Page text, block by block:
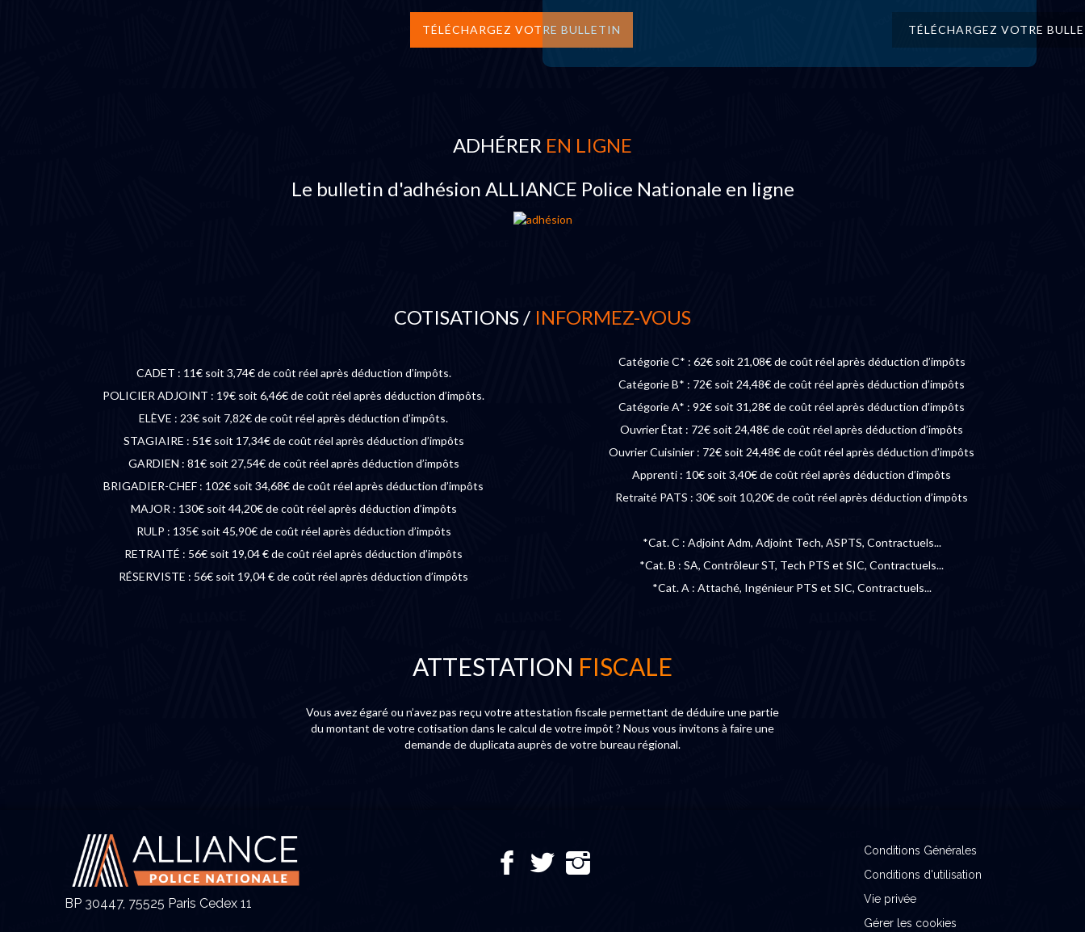
TÉLÉCHARGEZ VOTRE BULLETIN TÉLÉCHARGEZ VOTRE
ADHÉRER EN LIGNE
Le bulletin d'adhésion ALLIANCE Police Nationale en ligne
COTISATIONS / INFORMEZ-VOUS
CADET : 11€ soit 3,74€ de coût réel après déduction d’impôts.
POLICIER ADJOINT : 19€ soit 6,46€ de coût réel après déduction d’impôts.
ELÈVE : 23€ soit 7,82€ de coût réel après déduction d’impôts.
STAGIAIRE : 51€ soit 17,34€ de coût réel après déduction d’impôts
GARDIEN : 81€ soit 27,54€ de coût réel après déduction d’impôts
BRIGADIER-CHEF : 102€ soit 34,68€ de coût réel après déduction d’impôts
MAJOR : 130€ soit 44,20€ de coût réel après déduction d’impôts
RULP : 135€ soit 45,90€ de coût réel après déduction d’impôts
RETRAITÉ : 56€ soit 19,04 € de coût réel après déduction d’impôts
RÉSERVISTE : 56€ soit 19,04 € de coût réel après déduction d’impôts
Catégorie C* : 62€ soit 21,08€ de coût réel après déduction d’impôts
Catégorie B* : 72€ soit 24,48€ de coût réel après déduction d’impôts
Catégorie A* : 92€ soit 31,28€ de coût réel après déduction d’impôts
Ouvrier État : 72€ soit 24,48€ de coût réel après déduction d’impôts
Ouvrier Cuisinier : 72€ soit 24,48€ de coût réel après déduction d’impôts
Apprenti : 10€ soit 3,40€ de coût réel après déduction d’impôts
Retraité PATS : 30€ soit 10,20€ de coût réel après déduction d’impôts
*Cat. C : Adjoint Adm, Adjoint Tech, ASPTS, Contractuels...
*Cat. B : SA, Contrôleur ST, Tech PTS et SIC, Contractuels...
*Cat. A : Attaché, Ingénieur PTS et SIC, Contractuels...
ATTESTATION FISCALE
Vous avez égaré ou n’avez pas reçu votre attestation fiscale permettant de déduire une partie
du montant de votre cotisation dans le calcul de votre impôt ? Nous vous invitons à faire une
demande de duplicata auprès de votre bureau régional.
BP 30447, 75525 Paris Cedex 11
Conditions Générales
Conditions d'utilisation
Vie privée
Gérer les cookies